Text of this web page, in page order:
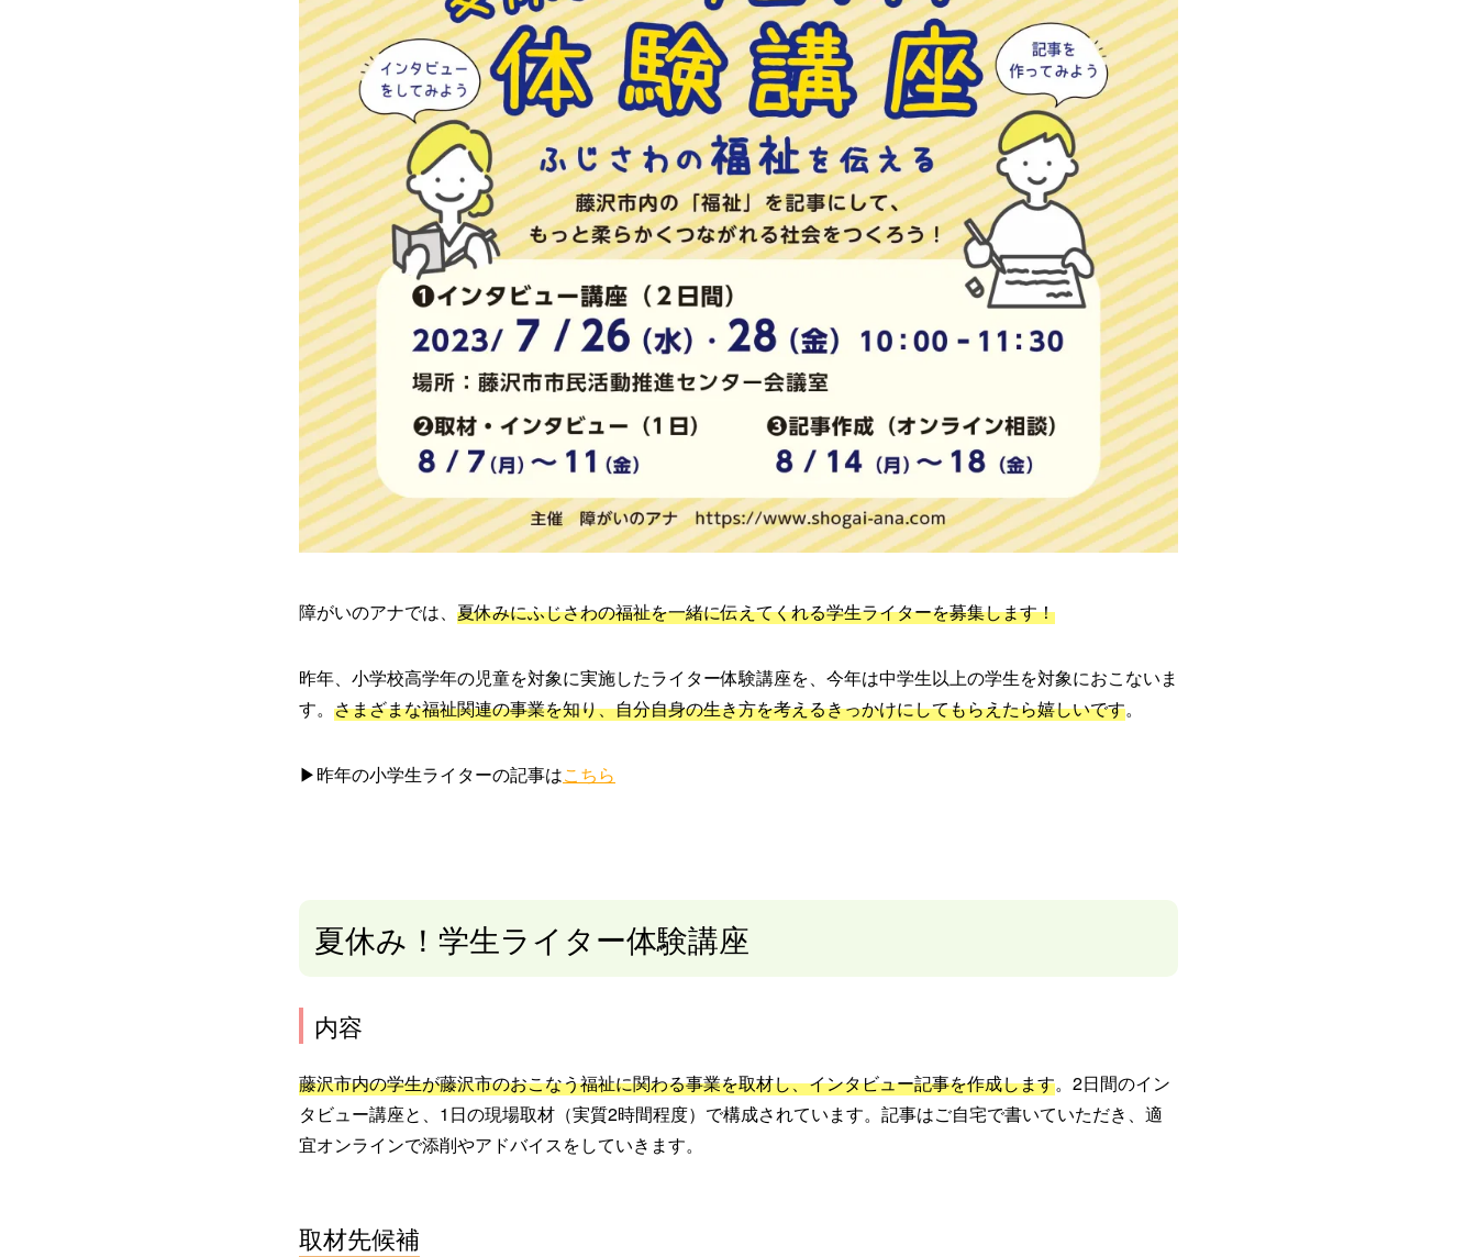
障がいのアナでは、 夏休みにふじさわの福祉を一緒に伝えてくれる学生ライターを募集します！
昨年、小学校高学年の児童を対象に実施したライター体験講座を、今年は中学生以上の学生を対象におこないま
す。 さまざまな福祉関連の事業を知り、自分自身の生き方を考えるきっかけにしてもらえたら嬉しいです。
▶︎昨年の小学生ライターの記事はこちら
夏休み！学生ライター体験講座
内容
藤沢市内の学生が藤沢市のおこなう福祉に関わる事業を取材し、インタビュー記事を作成します。2日間のイン
タビュー講座と、1日の現場取材（実質2時間程度）で構成されています。記事はご自宅で書いていただき、適
宜オンラインで添削やアドバイスをしていきます。
取材先候補